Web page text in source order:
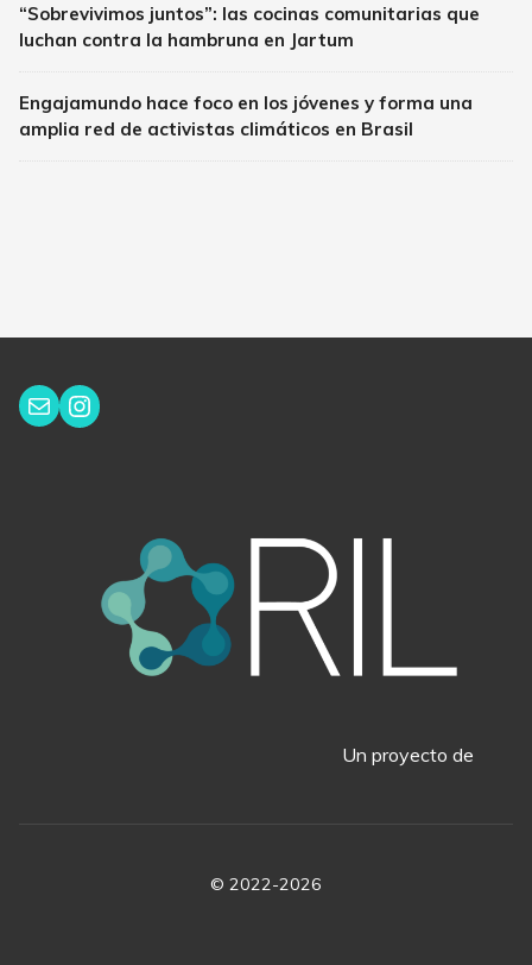
“Sobrevivimos juntos”: las cocinas comunitarias que
luchan contra la hambruna en Jartum
Engajamundo hace foco en los jóvenes y forma una
amplia red de activistas climáticos en Brasil
Correo electrónico
Instagram
Un proyecto de
© 2022-2026